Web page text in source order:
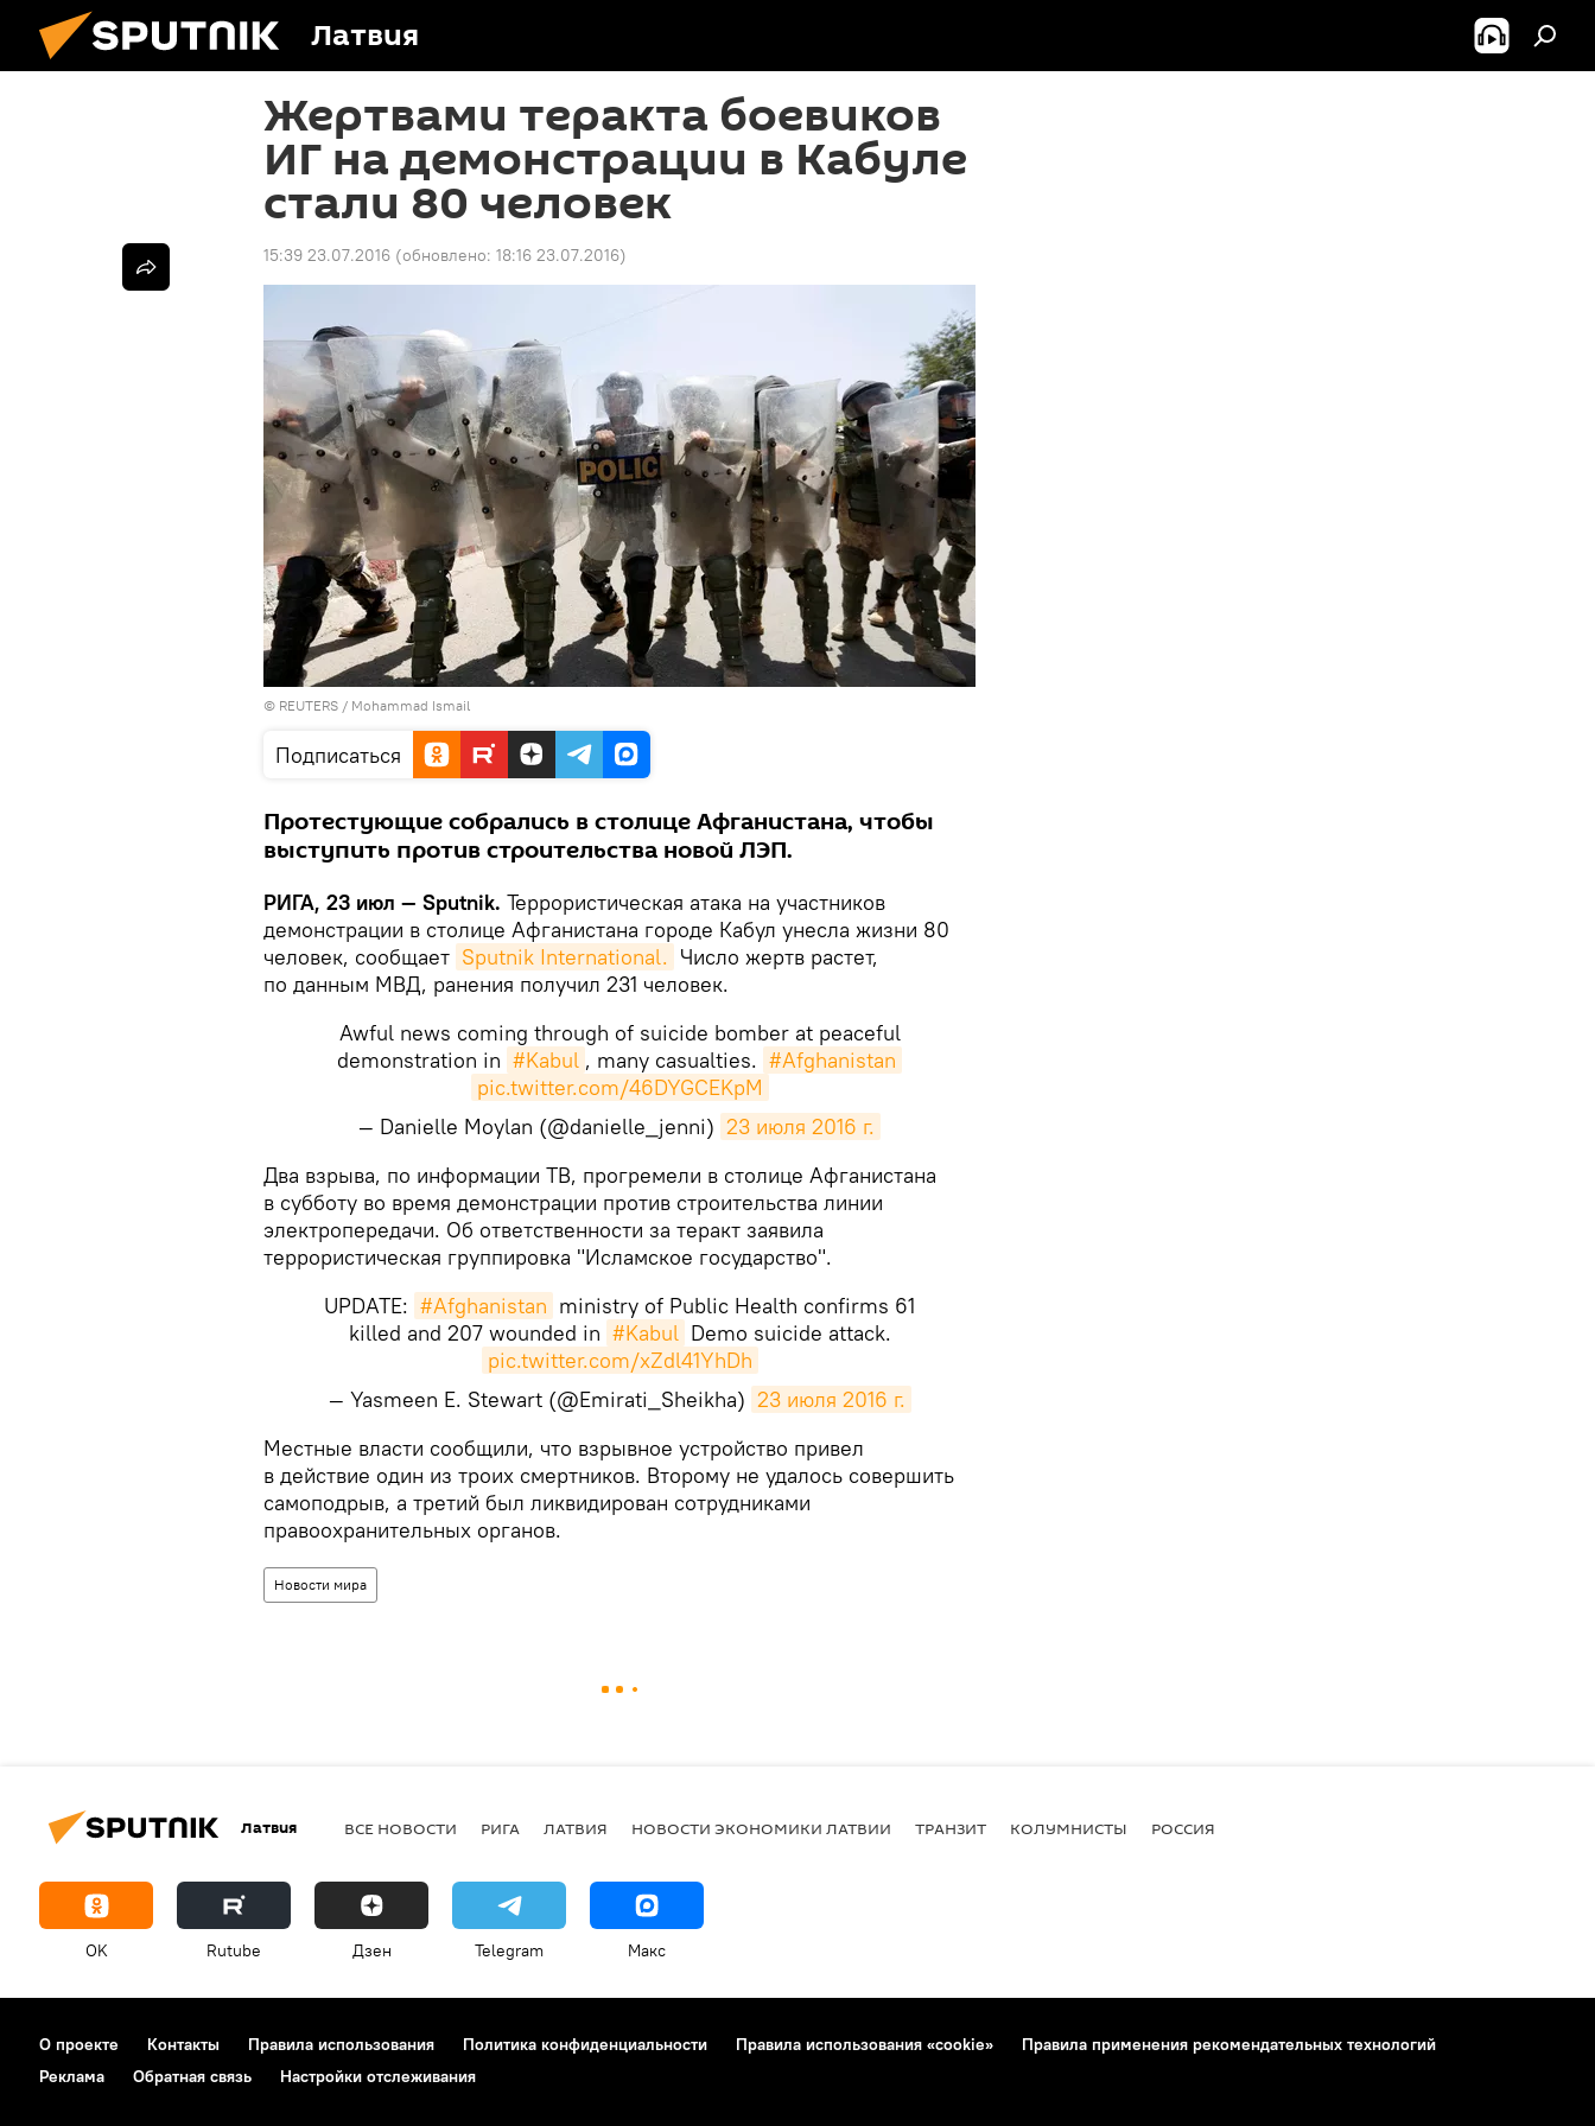
Латвия
Жертвами теракта боевиков
ИГ на демонстрации в Кабуле
стали 80 человек
15:39 23.07.2016 (обновлено: 18:16 23.07.2016)
© REUTERS / Mohammad Ismail
Подписаться
Протестующие собрались в столице Афганистана, чтобы
выступить против строительства новой ЛЭП.
РИГА, 23 июл — Sputnik. Террористическая атака на участников
демонстрации в столице Афганистана городе Кабул унесла жизни 80
человек, сообщает Sputnik International. Число жертв растет,
по данным МВД, ранения получил 231 человек.
Awful news coming through of suicide bomber at peaceful
demonstration in #Kabul , many casualties. #Afghanistan
pic.twitter.com/46DYGCEKpM
— Danielle Moylan (@danielle_jenni) 23 июля 2016 г.
​Два взрыва, по информации ТВ, прогремели в столице Афганистана
в субботу во время демонстрации против строительства линии
электропередачи. Об ответственности за теракт заявила
террористическая группировка "Исламское государство".
UPDATE: #Afghanistan ministry of Public Health confirms 61
killed and 207 wounded in #Kabul Demo suicide attack.
pic.twitter.com/xZdl41YhDh
— Yasmeen E. Stewart (@Emirati_Sheikha) 23 июля 2016 г.
​Местные власти сообщили, что взрывное устройство привел
в действие один из троих смертников. Второму не удалось совершить
самоподрыв, а третий был ликвидирован сотрудниками
правоохранительных органов.
Новости мира
Латвия ВСЕ НОВОСТИ РИГА ЛАТВИЯ НОВОСТИ ЭКОНОМИКИ ЛАТВИИ ТРАНЗИТ КОЛУМНИСТЫ РОССИЯ
OK Rutube Дзен Telegram Макс
О проекте Контакты Правила использования Политика конфиденциальности Правила использования «cookie»
Правила применения рекомендательных технологий
Реклама
Обратная связь Настройки отслеживания